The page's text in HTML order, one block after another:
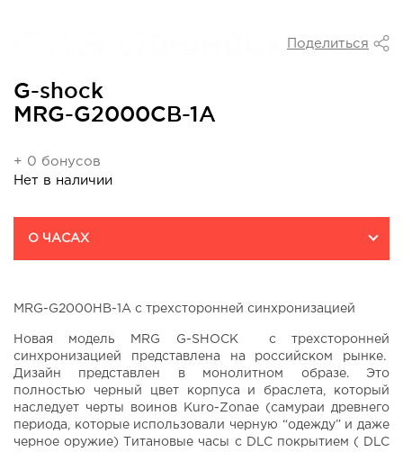
Поделиться
G-shock
MRG-G2000CB-1A
+ 0 бонусов
Нет в наличии
О ЧАСАХ
MRG-G2000HB-1A с трехсторонней синхронизацией
Новая модель MRG G-SHOCK с трехсторонней
синхронизацией представлена на российском рынке.
Дизайн представлен в монолитном образе. Это
полностью черный цвет корпуса и браслета, который
наследует черты воинов Kuro-Zonae (самураи древнего
периода, которые использовали черную “одежду” и даже
черное оружие) Титановые часы с DLC покрытием ( DLC